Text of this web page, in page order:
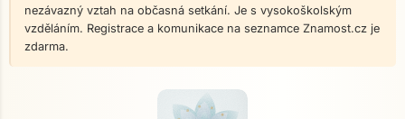
nezávazný vztah na občasná setkání. Je s vysokoškolským
vzděláním. Registrace a komunikace na seznamce Znamost.cz je
zdarma.